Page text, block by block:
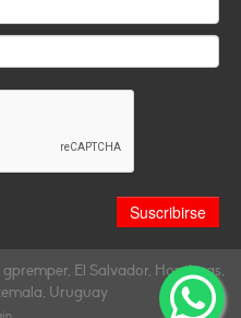
El Salvador, Honduras,
Uruguay